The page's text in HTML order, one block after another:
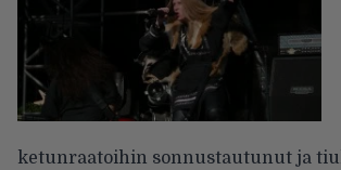
ketunraatoihin sonnustautunut ja